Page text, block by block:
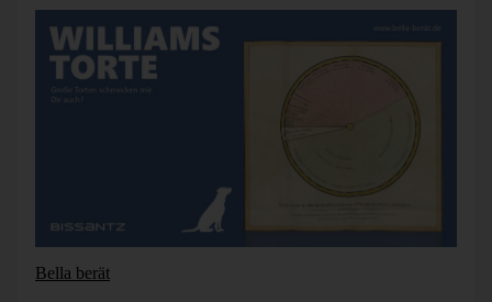
Bella berät